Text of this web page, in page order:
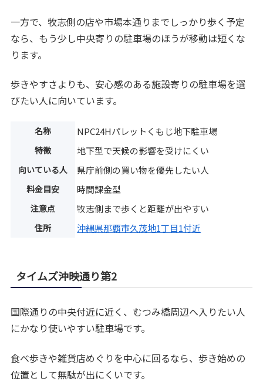
一方で、牧志側の店や市場本通りまでしっかり歩く予定
なら、もう少し中央寄りの駐車場のほうが移動は短くな
ります。
歩きやすさよりも、安心感のある施設寄りの駐車場を選
びたい人に向いています。
名称 NPC24Hパレットくもじ地下駐車場
特徴 地下型で天候の影響を受けにくい
向いている人 県庁前側の買い物を優先したい人
料金目安 時間課金型
注意点 牧志側まで歩くと距離が出やすい
住所 沖縄県那覇市久茂地1丁目1付近
タイムズ沖映通り第2
国際通りの中央付近に近く、むつみ橋周辺へ入りたい人
にかなり使いやすい駐車場です。
食べ歩きや雑貨店めぐりを中心に回るなら、歩き始めの
位置として無駄が出にくいです。